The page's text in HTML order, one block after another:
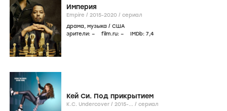
Империя
Empire / 2015-2020 / сериал
драма, музыка / США
зрители: – film.ru: – IMDb: 7,4
Кей Си. Под прикрытием
K.C. Undercover / 2015-... / сериал